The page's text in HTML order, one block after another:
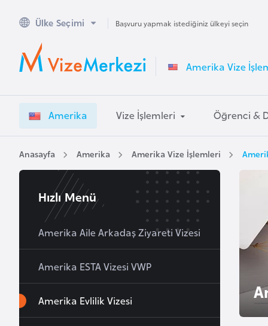
Ülke Seçimi Başvuru yapmak istediğiniz ülkeyi seçin
Amerika Vize
Amerika Vize İşlemleri Öğrenci &
Anasayfa Amerika Amerika Vize İşlemleri
Hızlı Menü
Amerika Aile Arkadaş Ziyareti Vizesi
Amerika ESTA Vizesi VWP
Amerika Evlilik Vizesi
A
u
s
a
l
A
v
u
s
t
y